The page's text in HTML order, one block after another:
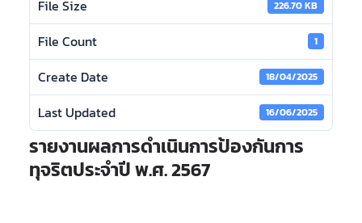
File Size 226.70 KB
File Count 1
Create Date 18/04/2025
Last Updated 16/06/2025
รายงานผลการดำเนินการป้องกันการ
ทุจริตประจำปี พ.ศ. 2567